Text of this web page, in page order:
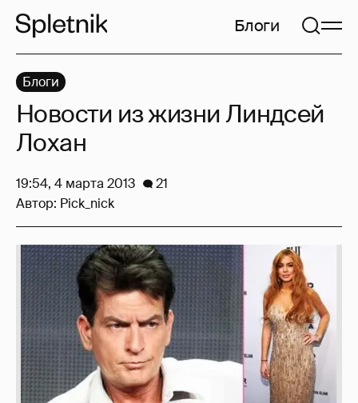
Блоги
Блоги
Новости из жизни Линдсей
Лохан
19:54, 4 марта 2013
21
Автор: Pick_nick